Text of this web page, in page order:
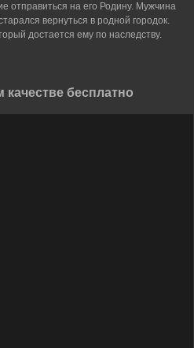
отправиться на его Родину. Мужчина
вернуться в родной городок.
достается ему по наследству.
бесплатно